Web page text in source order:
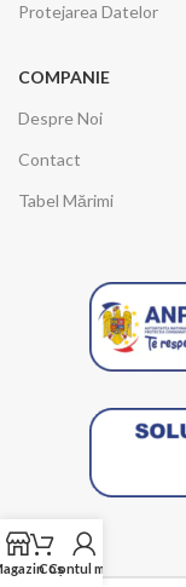
Protejarea Datelor
COMPANIE
Despre Noi
Contact
Tabel Mărimi
Coș
Contul meu